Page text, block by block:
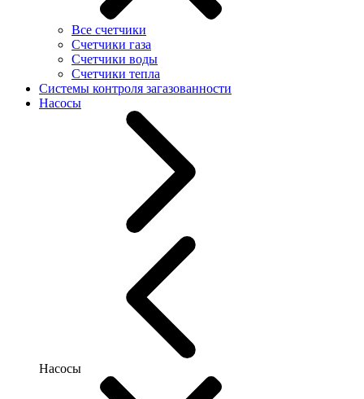
Все счетчики
Счетчики газа
Счетчики воды
Счетчики тепла
Системы контроля загазованности
Насосы
Насосы